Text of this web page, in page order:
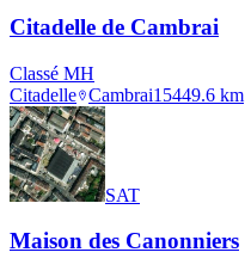
Citadelle de Cambrai
Classé MH
Citadelle Cambrai15449.6 km
SAT
Maison des Canonniers